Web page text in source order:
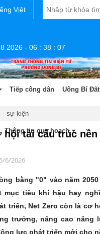
Việt
2026 - 06 : 38 : 08
Tiếp công dân Uông Bí
Sản phẩm OCOP
Thông tin quy hoạch
- sự kiện
hội tái cấu trúc
6/2026
bằng "0" vào năm
mục tiêu khí hậu hay
triển, Net Zero còn là cơ
trưởng, nâng cao năng
lực phát triển mới cho